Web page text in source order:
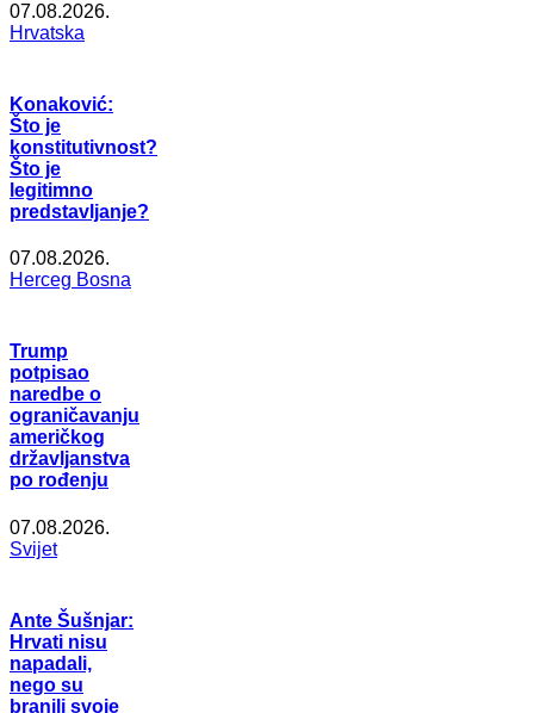
07.08.2026.
Hrvatska
Konaković:
Što je
konstitutivnost?
Što je
legitimno
predstavljanje?
07.08.2026.
Herceg Bosna
Trump
potpisao
naredbe o
ograničavanju
američkog
državljanstva
po rođenju
07.08.2026.
Svijet
Ante Šušnjar:
Hrvati nisu
napadali,
nego su
branili svoje